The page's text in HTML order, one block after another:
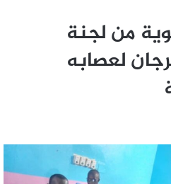
من لجنة
لعصابه